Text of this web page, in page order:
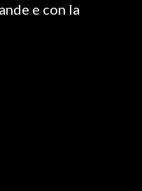
e con la